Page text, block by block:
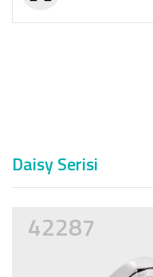
Daisy Serisi
42287